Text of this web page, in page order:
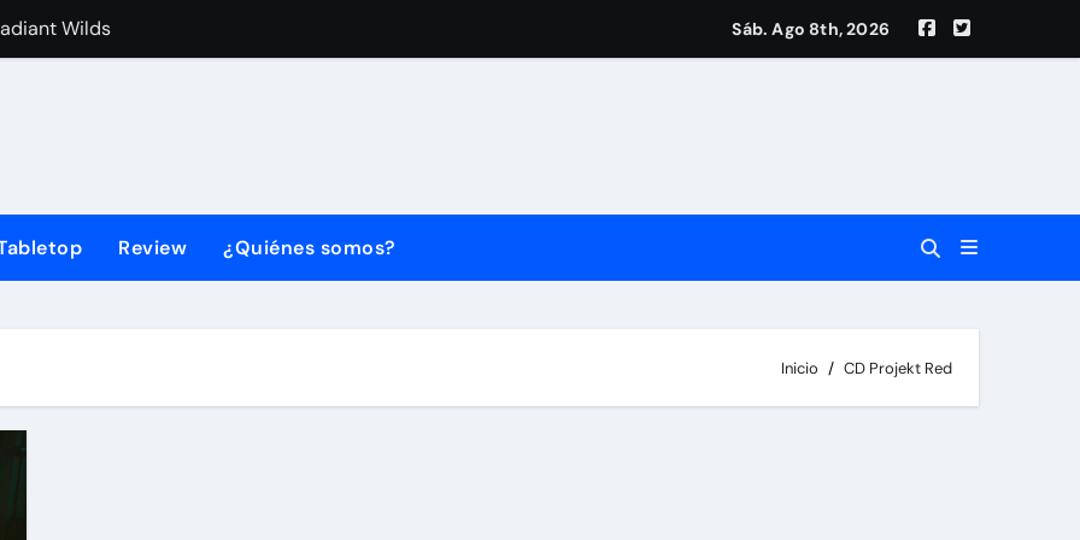
Wilds
disponible para PC y consolas
Vol. 2 llega este año con Metal Gear Solid 4
York alternativa a partir de marzo
SEGA anuncia fecha y hora
Xbox con un nuevo tráiler
Sáb. Ago 8th, 2026
Review ¿Quiénes somos?
Inicio CD Projekt Red